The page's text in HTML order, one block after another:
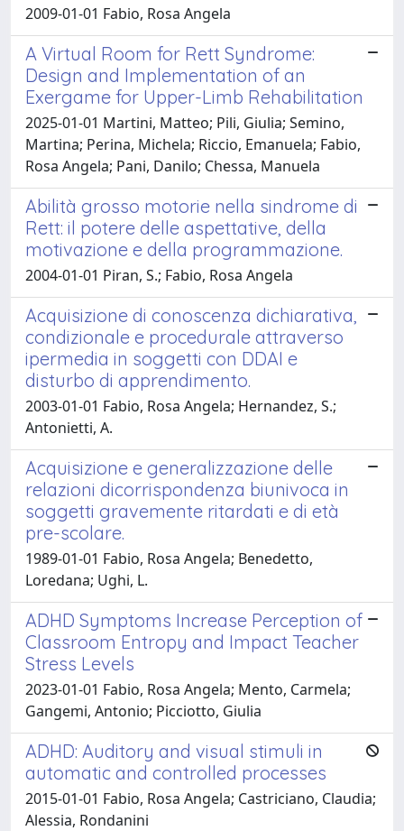
2009-01-01 Fabio, Rosa Angela
A Virtual Room for Rett Syndrome:
Design and Implementation of an
Exergame for Upper-Limb Rehabilitation
2025-01-01 Martini, Matteo; Pili, Giulia; Semino,
Martina; Perina, Michela; Riccio, Emanuela; Fabio,
Rosa Angela; Pani, Danilo; Chessa, Manuela
Abilità grosso motorie nella sindrome di
Rett: il potere delle aspettative, della
motivazione e della programmazione.
2004-01-01 Piran, S.; Fabio, Rosa Angela
Acquisizione di conoscenza dichiarativa,
condizionale e procedurale attraverso
ipermedia in soggetti con DDAI e
disturbo di apprendimento.
2003-01-01 Fabio, Rosa Angela; Hernandez, S.;
Antonietti, A.
Acquisizione e generalizzazione delle
relazioni dicorrispondenza biunivoca in
soggetti gravemente ritardati e di età
pre-scolare.
1989-01-01 Fabio, Rosa Angela; Benedetto,
Loredana; Ughi, L.
ADHD Symptoms Increase Perception of
Classroom Entropy and Impact Teacher
Stress Levels
2023-01-01 Fabio, Rosa Angela; Mento, Carmela;
Gangemi, Antonio; Picciotto, Giulia
ADHD: Auditory and visual stimuli in
automatic and controlled processes
2015-01-01 Fabio, Rosa Angela; Castriciano, Claudia;
Alessia, Rondanini